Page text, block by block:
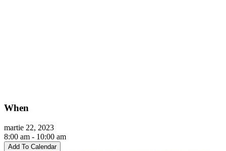
When
martie 22, 2023
8:00 am - 10:00 am
Add To Calendar